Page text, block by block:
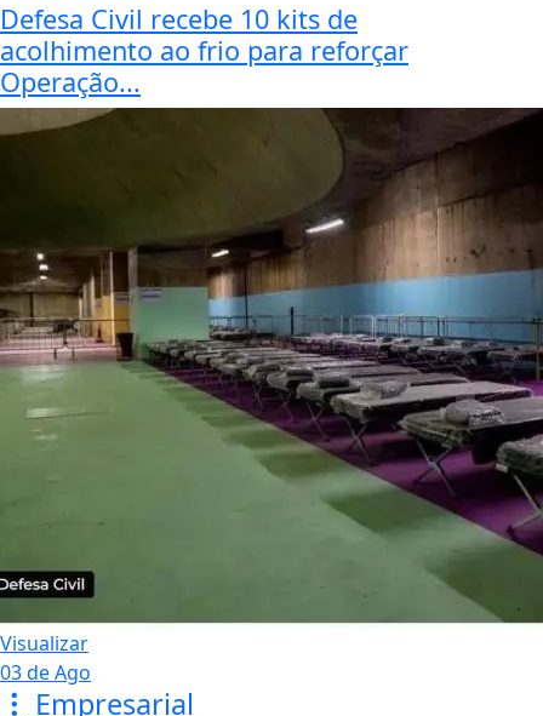
Defesa Civil recebe 10 kits de
acolhimento ao frio para reforçar
Operação...
Visualizar
03 de Ago
Empresarial